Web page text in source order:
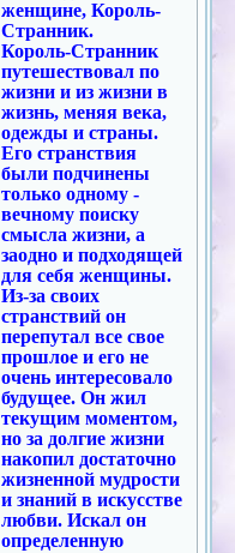
женщине, Король-
Странник.
Король-Странник
путешествовал по
жизни и из жизни в
жизнь, меняя века,
одежды и страны.
Его странствия
были подчинены
только одному -
вечному поиску
смысла жизни, а
заодно и подходящей
для себя женщины.
Из-за своих
странствий он
перепутал все свое
прошлое и его не
очень интересовало
будущее. Он жил
текущим моментом,
но за долгие жизни
накопил достаточно
жизненной мудрости
и знаний в искусстве
любви. Искал он
определенную